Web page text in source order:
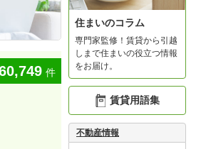
件
住まいのコラム
専門家監修！賃貸から引越
しまで住まいの役立つ情報
をお届け。
賃貸用語集
不動産情報